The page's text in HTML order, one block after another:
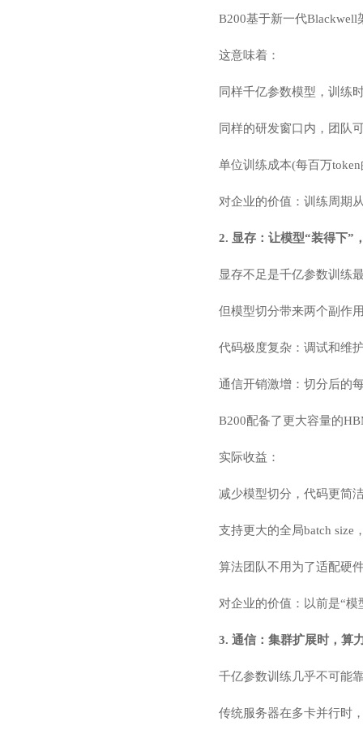
B200基于新一代Blackwell
这意味着：
同样千亿参数模型，训练
同样的研发窗口内，团队
单位训练成本(每百万
对企业的价值：训练周期
2. 显存：让模型“装得下”
显存不足是千亿参数训练
但模型切分带来两个副作
代码极度复杂：调试和维
通信开销激增：切分后的
B200配备了更大容量的
实际收益：
减少模型切分，代码更简
支持更大的全局batch size
算法团队不用为了适配硬
对企业的价值：以前是“
3. 通信：集群扩展时，算
千亿参数训练几乎不可能
传统服务器在多卡并行时